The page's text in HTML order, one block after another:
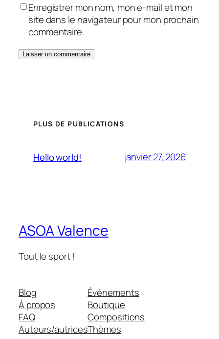
Enregistrer mon nom, mon e-mail et mon
site dans le navigateur pour mon prochain
commentaire.
PLUS DE PUBLICATIONS
Hello world! janvier 27, 2026
ASOA Valence
Tout le sport !
Blog
À propos
FAQ
Auteurs/autrices
Évènements
Boutique
Compositions
Thèmes